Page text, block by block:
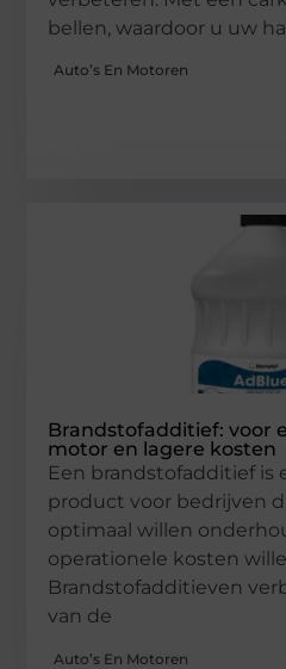
bellen, waardoor u uw
Auto’s En Motoren
Brandstofadditief: voor
motor en lagere kosten
Een brandstofadditief is
product voor bedrijven
optimaal willen
operationele kosten
Brandstofadditieven
van de
Auto’s En Motoren